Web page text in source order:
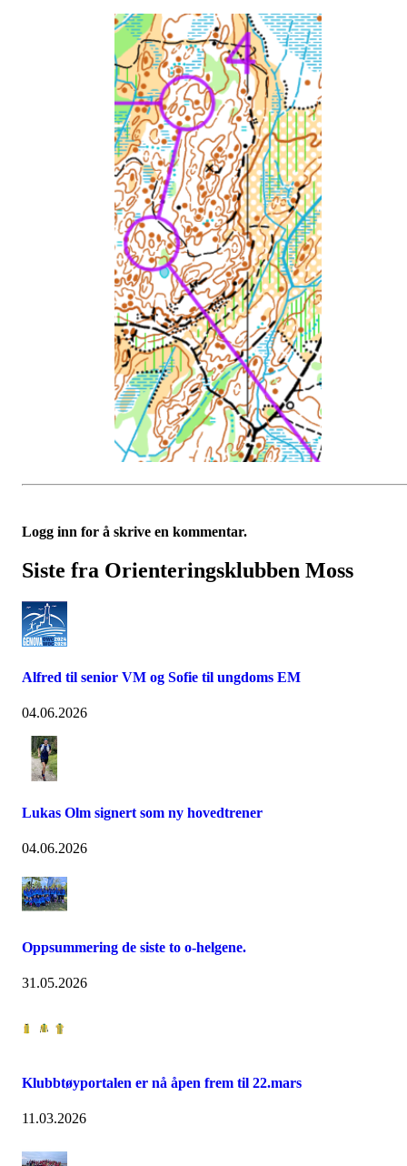
Logg inn for å skrive en kommentar.
Siste fra Orienteringsklubben Moss
Alfred til senior VM og Sofie til ungdoms EM
04.06.2026
Lukas Olm signert som ny hovedtrener
04.06.2026
Oppsummering de siste to o-helgene.
31.05.2026
Klubbtøyportalen er nå åpen frem til 22.mars
11.03.2026